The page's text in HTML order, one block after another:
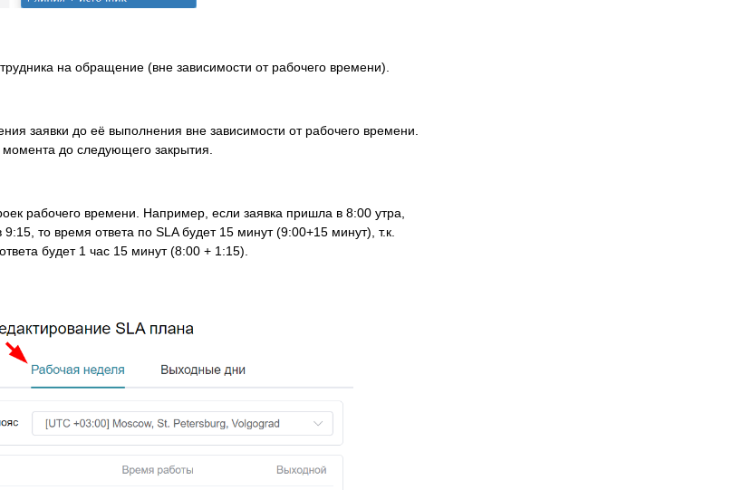
на обращение (вне зависимости от рабочего времени).
заявки до её выполнения вне зависимости от рабочего времени.
до следующего закрытия.
рабочего времени. Например, если заявка пришла в 8:00 утра,
то время ответа по SLA будет 15 минут (9:00+15 минут), т.к.
будет 1 час 15 минут (8:00 + 1:15).